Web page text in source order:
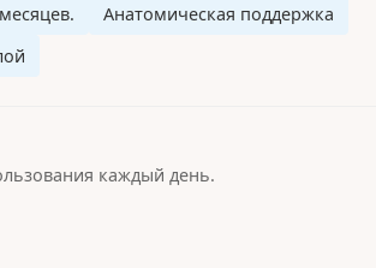
Анатомическая поддержка
каждый день.